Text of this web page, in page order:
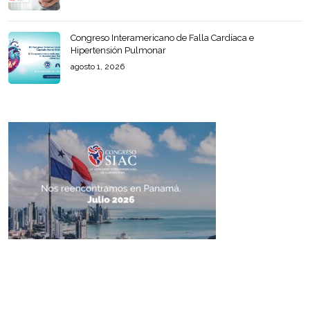
Congreso Interamericano de Falla Cardíaca e
Hipertensión Pulmonar
agosto 1, 2026